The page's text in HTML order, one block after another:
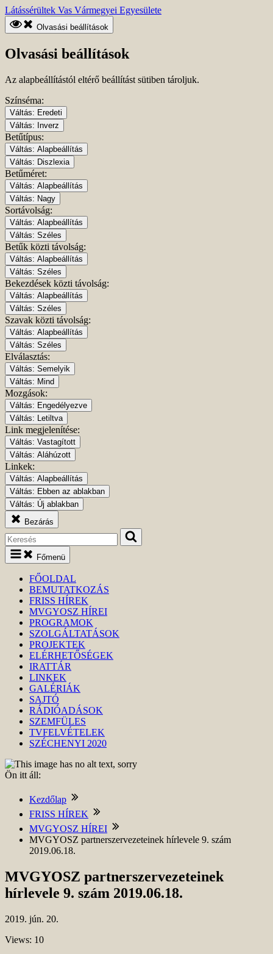
Ugrás
a
fő
tartalomhoz
Kezdőlapra
ugrás
Látássérültek Vas Vármegyei Egyesülete
Olvasási beállítások
Olvasási beállítások
Az alapbeállítástól eltérő beállítást sütiben tároljuk.
Színséma:
Váltás: Eredeti
Váltás: Inverz
Betűtípus:
Váltás: Alapbeállítás
Váltás: Diszlexia
Betűméret:
Váltás: Alapbeállítás
Váltás: Nagy
Sortávolság:
Váltás: Alapbeállítás
Váltás: Széles
Betűk közti távolság:
Váltás: Alapbeállítás
Váltás: Széles
Bekezdések közti távolság:
Váltás: Alapbeállítás
Váltás: Széles
Szavak közti távolság:
Váltás: Alapbeállítás
Váltás: Széles
Elválasztás:
Váltás: Semelyik
Váltás: Mind
Mozgások:
Váltás: Engedélyezve
Váltás:
Letiltva
Link megjelenítése:
Váltás: Vastagított
Váltás: Aláhúzott
Linkek:
Váltás: Alapbeállítás
Váltás: Ebben az ablakban
Váltás: Új ablakban
Bezárás
Keresés
Főmenü
FŐOLDAL
BEMUTATKOZÁS
FRISS HÍREK
MVGYOSZ HÍREI
PROGRAMOK
SZOLGÁLTATÁSOK
PROJEKTEK
ELÉRHETŐSÉGEK
IRATTÁR
LINKEK
GALÉRIÁK
SAJTÓ
RÁDIÓADÁSOK
SZEMFÜLES
TVFELVÉTELEK
SZÉCHENYI 2020
Ön itt áll:
Kezdőlap
FRISS HÍREK
MVGYOSZ HÍREI
MVGYOSZ partnerszervezeteinek hírlevele 9. szám
2019.06.18.
MVGYOSZ partnerszervezeteinek
hírlevele 9. szám 2019.06.18.
2019. jún. 20.
Views: 10